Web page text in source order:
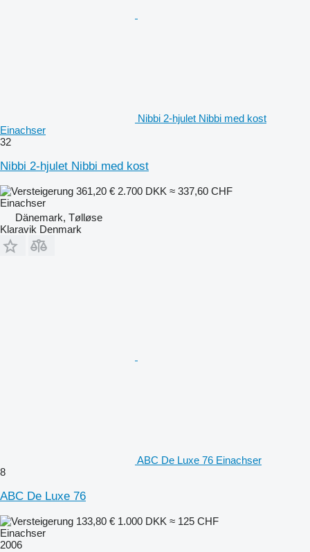
Nibbi 2-hjulet Nibbi med kost
Einachser
32
Nibbi 2-hjulet Nibbi med kost
361,20 € 2.700 DKK ≈ 337,60 CHF
Einachser
Dänemark, Tølløse
Klaravik Denmark
ABC De Luxe 76 Einachser
8
ABC De Luxe 76
133,80 € 1.000 DKK ≈ 125 CHF
Einachser
2006